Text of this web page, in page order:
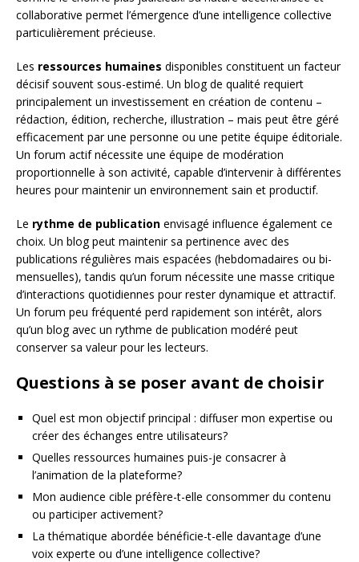
collaborative permet l’émergence d’une intelligence collective
particulièrement précieuse.
Les ressources humaines disponibles constituent un facteur
décisif souvent sous-estimé. Un blog de qualité requiert
principalement un investissement en création de contenu –
rédaction, édition, recherche, illustration – mais peut être géré
efficacement par une personne ou une petite équipe éditoriale.
Un forum actif nécessite une équipe de modération
proportionnelle à son activité, capable d’intervenir à différentes
heures pour maintenir un environnement sain et productif.
Le rythme de publication envisagé influence également ce
choix. Un blog peut maintenir sa pertinence avec des
publications régulières mais espacées (hebdomadaires ou bi-
mensuelles), tandis qu’un forum nécessite une masse critique
d’interactions quotidiennes pour rester dynamique et attractif.
Un forum peu fréquenté perd rapidement son intérêt, alors
qu’un blog avec un rythme de publication modéré peut
conserver sa valeur pour les lecteurs.
Questions à se poser avant de choisir
Quel est mon objectif principal : diffuser mon expertise ou
créer des échanges entre utilisateurs?
Quelles ressources humaines puis-je consacrer à
l’animation de la plateforme?
Mon audience cible préfère-t-elle consommer du contenu
ou participer activement?
La thématique abordée bénéficie-t-elle davantage d’une
voix experte ou d’une intelligence collective?